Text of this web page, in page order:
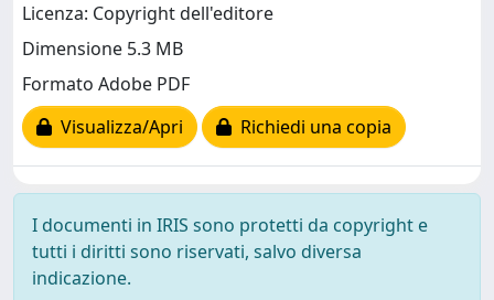
Licenza: Copyright dell'editore
Dimensione 5.3 MB
Formato Adobe PDF
Visualizza/Apri
Richiedi una copia
I documenti in IRIS sono protetti da copyright e
tutti i diritti sono riservati, salvo diversa
indicazione.